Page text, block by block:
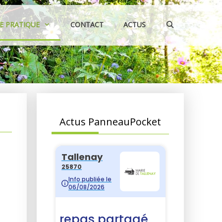
PRATIQUE CONTACT ACTUS
Actus PanneauPocket